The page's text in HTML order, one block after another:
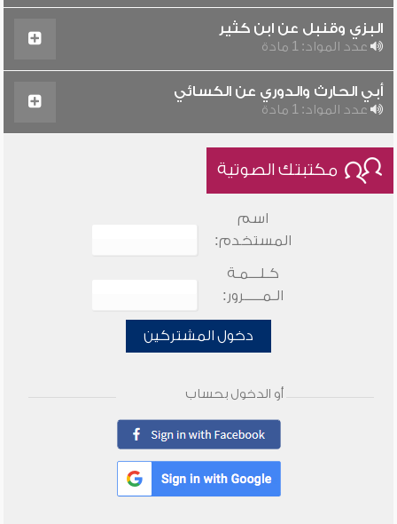
البزي وقنبل عن ابن كثير
عدد المواد: 1 مادة
أبي الحارث والدوري عن الكسائي
عدد المواد: 1 مادة
مكتبتك الصوتية
اسم
المستخدم:
كـلـــمـة
الـمـــــرور:
دخول المشتركين
أو الدخول بحساب